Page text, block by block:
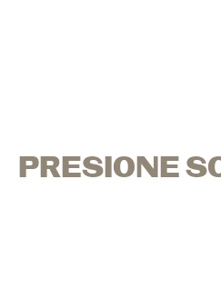
PRESIONE